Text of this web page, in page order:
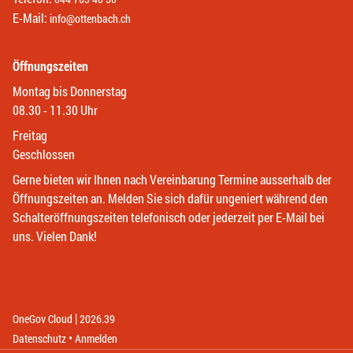
E-Mail: info@ottenbach.ch
Öffnungszeiten
Montag bis Donnerstag
08.30 - 11.30 Uhr
Freitag
Geschlossen
Gerne bieten wir Ihnen nach Vereinbarung Termine ausserhalb der
Öffnungszeiten an. Melden Sie sich dafür ungeniert während den
Schalteröffnungszeiten telefonisch oder jederzeit per E-Mail bei
uns. Vielen Dank!
OneGov Cloud (External Link)
|2026.39
Datenschutz (External Link)
Anmelden